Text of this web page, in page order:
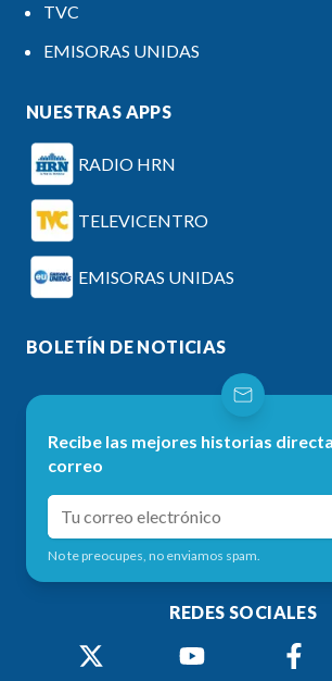
TVC
EMISORAS UNIDAS
NUESTRAS APPS
RADIO HRN
TELEVICENTRO
EMISORAS UNIDAS
BOLETÍN DE NOTICIAS
Recibe las mejores historias
correo
No te preocupes, no enviamos spam.
REDES SOCIALES